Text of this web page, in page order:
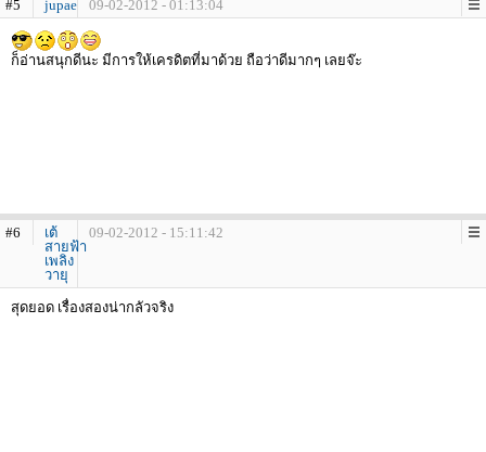
#5 jupae 09-02-2012 - 01:13:04
ก็อ่านสนุกดีนะ มีการให้เครดิตที่มาด้วย ถือว่าดีมากๆ เลยจ๊ะ
#6
เต้
สายฟ้า
เพลิง
วายุ
09-02-2012 - 15:11:42
สุดยอด เรื่องสองน่ากลัวจริง